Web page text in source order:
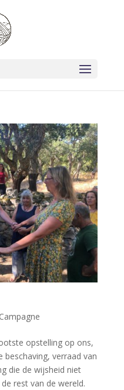
Campagne
opstelling op ons,
beschaving, verraad van
die de wijsheid niet
rest van de wereld.